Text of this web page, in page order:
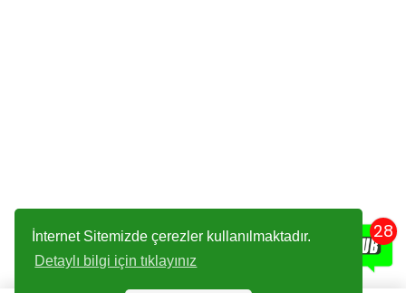
İnternet Sitemizde çerezler kullanılmaktadır.
Detaylı bilgi için tıklayınız
28